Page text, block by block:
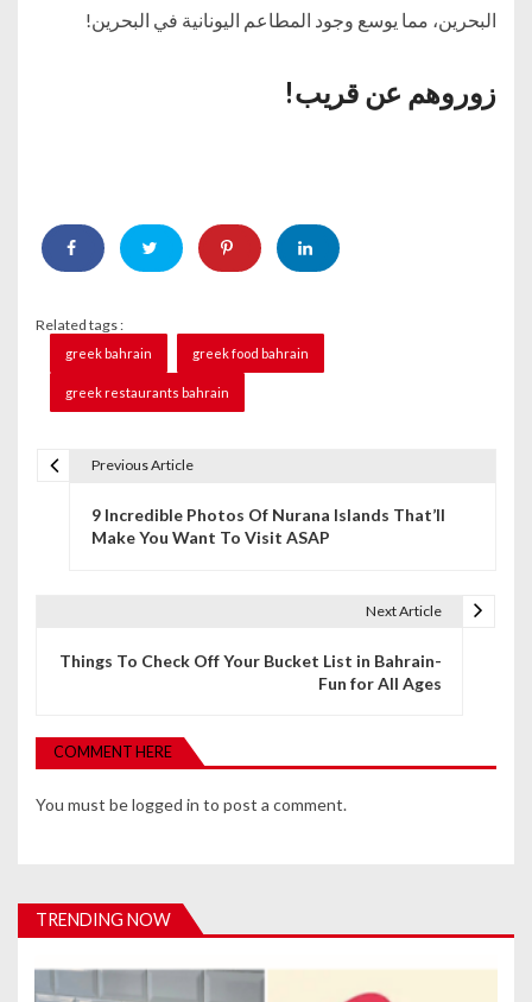
البحرين، مما يوسع وجود المطاعم اليونانية في البحرين!
زوروهم عن قريب!
Related tags :
greek bahrain greek food bahrain
greek restaurants bahrain
v
i
g
t
i
Previous Article
9 Incredible Photos Of Nurana Islands That’ll
Make You Want To Visit ASAP
Next Article
Things To Check Off Your Bucket List in Bahrain-
Fun for All Ages
COMMENT HERE
You must belogged in to post a comment.
TRENDING NOW